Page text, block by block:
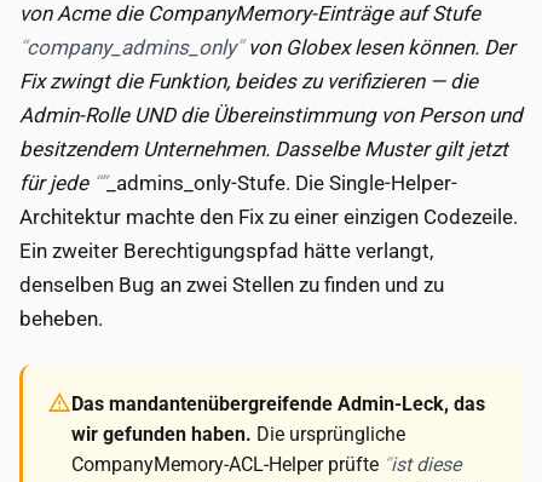
von Acme die CompanyMemory-Einträge auf Stufe
company_admins_only von Globex lesen können. Der
Fix zwingt die Funktion, beides zu verifizieren — die
Admin-Rolle UND die Übereinstimmung von Person und
besitzendem Unternehmen. Dasselbe Muster gilt jetzt
für jede
_admins_only-Stufe. Die Single-Helper-
Architektur machte den Fix zu einer einzigen Codezeile.
Ein zweiter Berechtigungspfad hätte verlangt,
denselben Bug an zwei Stellen zu finden und zu
beheben.
Das mandantenübergreifende Admin-Leck, das
wir gefunden haben. Die ursprüngliche
CompanyMemory-ACL-Helper prüfte ist diese